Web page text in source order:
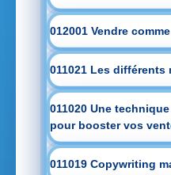
012001 Vendre
011021 Les
011020 Une
pour booster vos
011019 Copywriting